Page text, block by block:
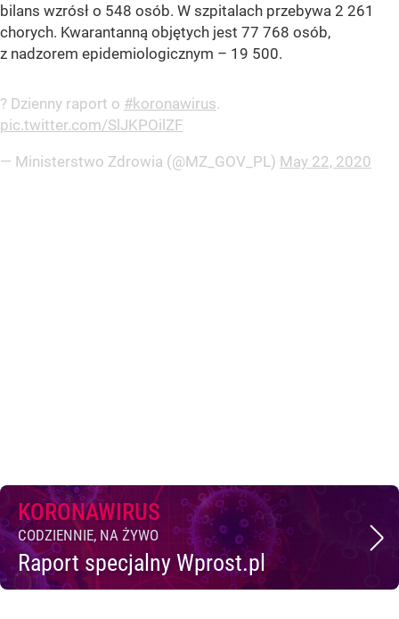
bilans wzrósł o 548 osób. W szpitalach przebywa 2 261
chorych. Kwarantanną objętych jest 77 768 osób,
z nadzorem epidemiologicznym – 19 500.
? Dzienny raport o #koronawirus.
pic.twitter.com/SlJKPOilZF
— Ministerstwo Zdrowia (@MZ_GOV_PL) May 22, 2020
KORONAWIRUS
CODZIENNIE, NA ŻYWO
Raport specjalny Wprost.pl